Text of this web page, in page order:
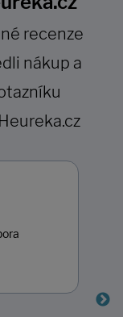
recenze
nákup a